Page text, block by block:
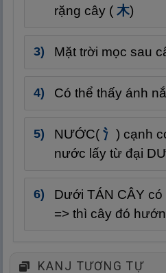
rặng cây ( 木)
Mặt trời mọc sau
Có thể thấy ánh
NƯỚC( 氵 ) cạnh
nước lấy từ đại
Dưới TÁN CÂY
=> thì cây đó
KANJ TƯƠNG TỰ